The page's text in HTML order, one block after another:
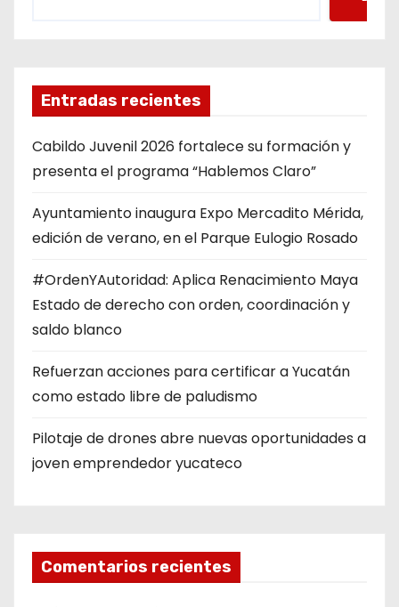
Entradas recientes
Cabildo Juvenil 2026 fortalece su formación y
presenta el programa “Hablemos Claro”
Ayuntamiento inaugura Expo Mercadito Mérida,
edición de verano, en el Parque Eulogio Rosado
#OrdenYAutoridad: Aplica Renacimiento Maya
Estado de derecho con orden, coordinación y
saldo blanco
Refuerzan acciones para certificar a Yucatán
como estado libre de paludismo
Pilotaje de drones abre nuevas oportunidades a
joven emprendedor yucateco
Comentarios recientes